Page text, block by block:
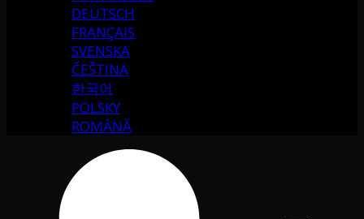
DEUTSCH
FRANÇAIS
SVENSKA
ČEŠTINA
한국어
POLSKY
ROMÂNĂ